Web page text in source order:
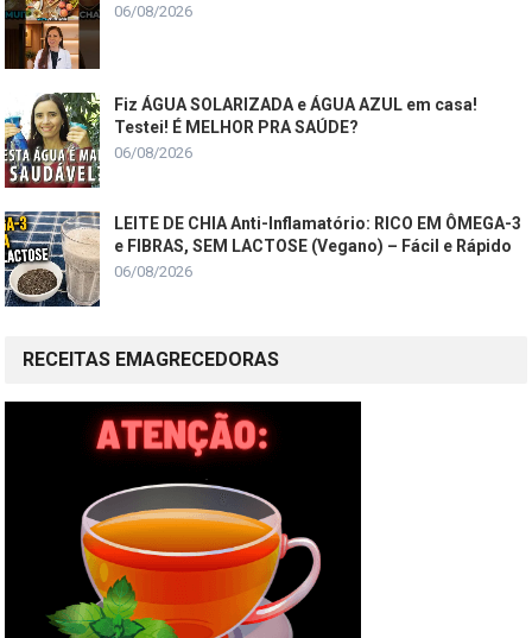
06/08/2026
Fiz ÁGUA SOLARIZADA e ÁGUA AZUL em casa!
Testei! É MELHOR PRA SAÚDE?
06/08/2026
LEITE DE CHIA Anti-Inflamatório: RICO EM ÔMEGA-3
e FIBRAS, SEM LACTOSE (Vegano) – Fácil e Rápido
06/08/2026
RECEITAS EMAGRECEDORAS